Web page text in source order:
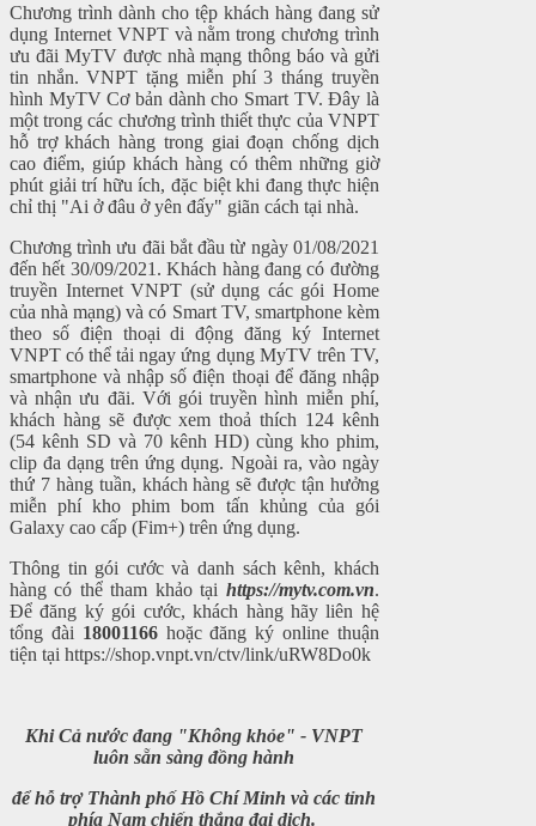
Chương trình dành cho tệp khách hàng đang sử
dụng Internet VNPT và nằm trong chương trình
ưu đãi MyTV được nhà mạng thông báo và gửi
tin nhắn. VNPT tặng miễn phí 3 tháng truyền
hình MyTV Cơ bản dành cho Smart TV. Đây là
một trong các chương trình thiết thực của VNPT
hỗ trợ khách hàng trong giai đoạn chống dịch
cao điểm, giúp khách hàng có thêm những giờ
phút giải trí hữu ích, đặc biệt khi đang thực hiện
chỉ thị "Ai ở đâu ở yên đấy" giãn cách tại nhà.
Chương trình ưu đãi bắt đầu từ ngày 01/08/2021
đến hết 30/09/2021. Khách hàng đang có đường
truyền Internet VNPT (sử dụng các gói Home
của nhà mạng) và có Smart TV, smartphone kèm
theo số điện thoại di động đăng ký Internet
VNPT có thể tải ngay ứng dụng MyTV trên TV,
smartphone và nhập số điện thoại để đăng nhập
và nhận ưu đãi. Với gói truyền hình miễn phí,
khách hàng sẽ được xem thoả thích 124 kênh
(54 kênh SD và 70 kênh HD) cùng kho phim,
clip đa dạng trên ứng dụng. Ngoài ra, vào ngày
thứ 7 hàng tuần, khách hàng sẽ được tận hưởng
miễn phí kho phim bom tấn khủng của gói
Galaxy cao cấp (Fim+) trên ứng dụng.
Thông tin gói cước và danh sách kênh, khách
hàng có thể tham khảo tại https://mytv.com.vn.
Để đăng ký gói cước, khách hàng hãy liên hệ
tổng đài 18001166hoặc đăng ký online thuận
tiện tại https://shop.vnpt.vn/ctv/link/uRW8Do0k
Khi Cả nước đang "Không khỏe" - VNPT
luôn sẵn sàng đồng hành
để hỗ trợ Thành phố Hồ Chí Minh và các tỉnh
phía Nam chiến thắng đại dịch.